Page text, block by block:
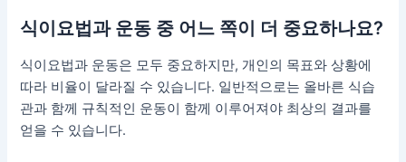
식이요법과 운동 중 어느 쪽이 더 중요하나요?
식이요법과 운동은 모두 중요하지만, 개인의 목표와 상황에
따라 비율이 달라질 수 있습니다. 일반적으로는 올바른 식습
관과 함께 규칙적인 운동이 함께 이루어져야 최상의 결과를
얻을 수 있습니다.